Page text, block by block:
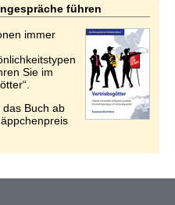
führen
immer
Sie im
Buch ab